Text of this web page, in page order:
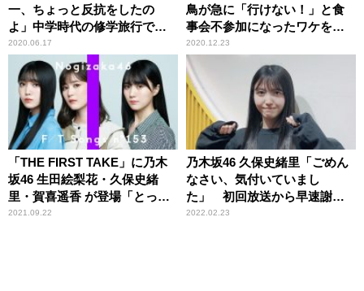
一、ちょっと反抗をしたの
よ」中学時代の修学旅行で
の“サボり”を告白
2020.06.17
鳥が急に「行けない！」と食
事会不参加になったワケを推
測「調べたんじゃないか
な？」
2020.12.23
「THE FIRST TAKE」に乃木
坂46 生田絵梨花・久保史緒
里・賀喜遥香 が登場「とって
も歌うことが好きな三人で、
2021.09.22
乃木坂46 久保史緒里「ごめん
なさい、気付いていまし
た」 初回放送から早速謝罪
したわけ
2022.02.23